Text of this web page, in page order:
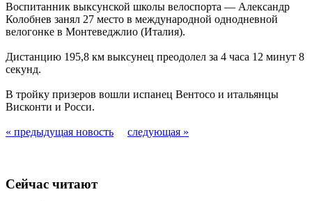
Воспитанник выксунской школы велоспорта — Александр
Колобнев занял 27 место в международной однодневной
велогонке в Монтеведжлио (Италия).
Дистанцию 195,8 км выксунец преодолел за 4 часа 12 минут 8
секунд.
В тройку призеров вошли испанец Вентосо и итальянцы
Висконти и Росси.
« предыдущая новость следующая »
Сейчас читают